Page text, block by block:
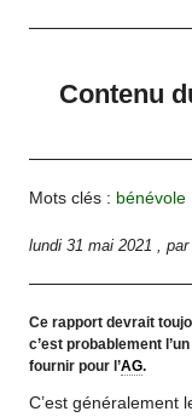
Contenu
Mots clés : bénévole
lundi 31 mai 2021 ,
Ce rapport devrait
c’est probablement
fournir pour l’AG.
C’est généralement